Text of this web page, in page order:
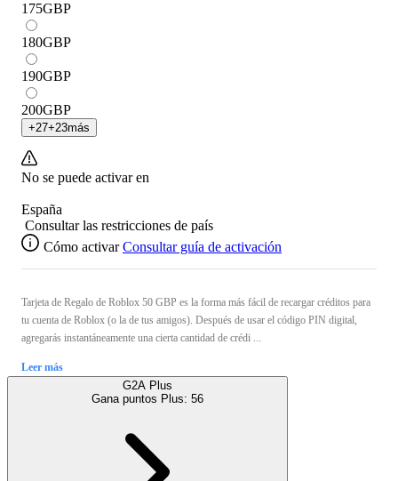
175GBP
180GBP
190GBP
200GBP
+27+23más
No se puede activar en
España
Consultar las restricciones de país
Cómo activar Consultar guía de activación
Tarjeta de Regalo de Roblox 50 GBP es la forma más fácil de recargar créditos para
tu cuenta de Roblox (o la de tus amigos). Después de usar el código PIN digital,
agregarás instantáneamente una cierta cantidad de crédi ...
Leer más
G2A Plus
Gana puntos Plus: 56